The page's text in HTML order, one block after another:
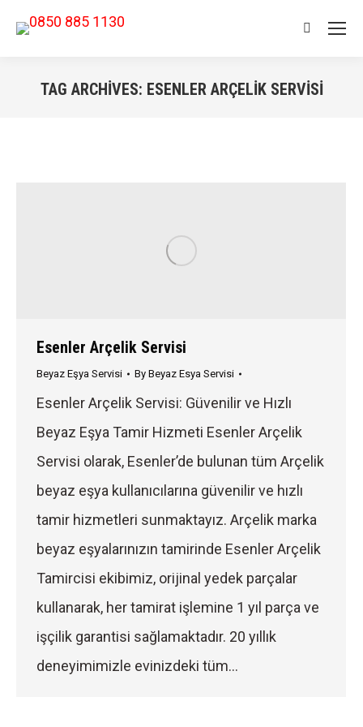
Search:
TAG ARCHIVES: ESENLER ARÇELIK SERVISI
Esenler Arçelik Servisi
Beyaz Eşya Servisi By Beyaz Esya Servisi
Esenler Arçelik Servisi: Güvenilir ve Hızlı
Beyaz Eşya Tamir Hizmeti Esenler Arçelik
Servisi olarak, Esenler’de bulunan tüm Arçelik
beyaz eşya kullanıcılarına güvenilir ve hızlı
tamir hizmetleri sunmaktayız. Arçelik marka
beyaz eşyalarınızın tamirinde Esenler Arçelik
Tamircisi ekibimiz, orijinal yedek parçalar
kullanarak, her tamirat işlemine 1 yıl parça ve
işçilik garantisi sağlamaktadır. 20 yıllık
deneyimimizle evinizdeki tüm…